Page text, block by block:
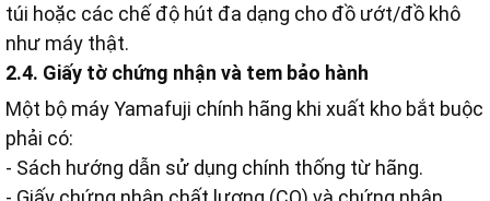
túi hoặc các chế độ hút đa dạng cho đồ ướt/đồ khô
như máy thật.
2.4. Giấy tờ chứng nhận và tem bảo hành
Một bộ máy Yamafuji chính hãng khi xuất kho bắt buộc
phải có:
- Sách hướng dẫn sử dụng chính thống từ hãng.